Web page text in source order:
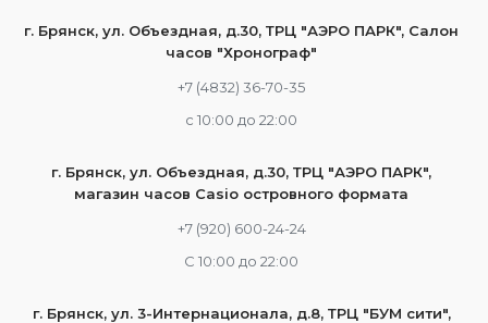
г. Брянск, ул. Объездная, д.30, ТРЦ "АЭРО ПАРК", Салон
часов "Хронограф"
+7 (4832) 36-70-35
c 10:00 до 22:00
г. Брянск, ул. Объездная, д.30, ТРЦ "АЭРО ПАРК",
магазин часов Casio островного формата
+7 (920) 600-24-24
С 10:00 до 22:00
г. Брянск, ул. 3-Интернационала, д.8, ТРЦ "БУМ сити",